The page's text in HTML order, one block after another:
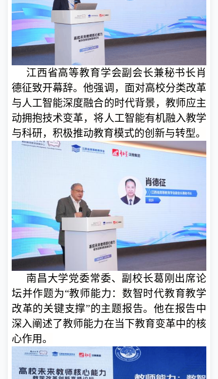
江西省高等教育学会副会长兼秘书长肖
德征致开幕辞。他强调，面对高校分类改革
与人工智能深度融合的时代背景，教师应主
动拥抱技术变革，将人工智能有机融入教学
与科研，积极推动教育模式的创新与转型。
南昌大学党委常委、副校长葛刚出席论
坛并作题为“教师能力：数智时代教育教学
改革的关键支撑”的主题报告。他在报告中
深入阐述了教师能力在当下教育变革中的核
心作用。